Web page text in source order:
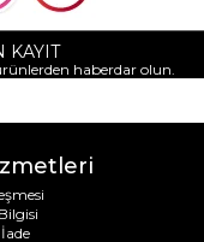
KAYIT
haberdar olun.